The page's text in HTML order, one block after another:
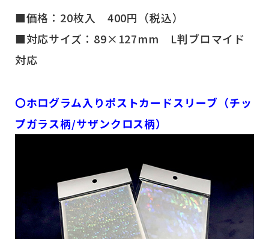
■価格：20枚入 400円（税込）
■対応サイズ：89×127mm L判ブロマイド
対応
〇ホログラム入りポストカードスリーブ（チッ
プガラス柄/サザンクロス柄）